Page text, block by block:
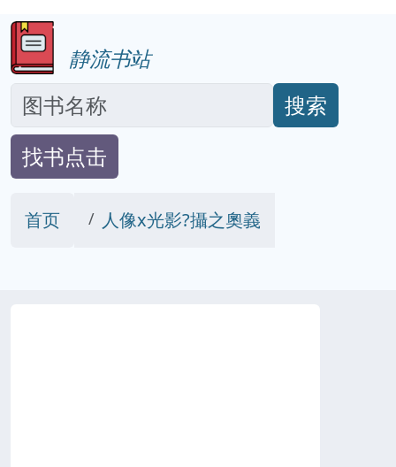
静流书站
搜索
找书点击
首页 人像x光影?攝之奧義